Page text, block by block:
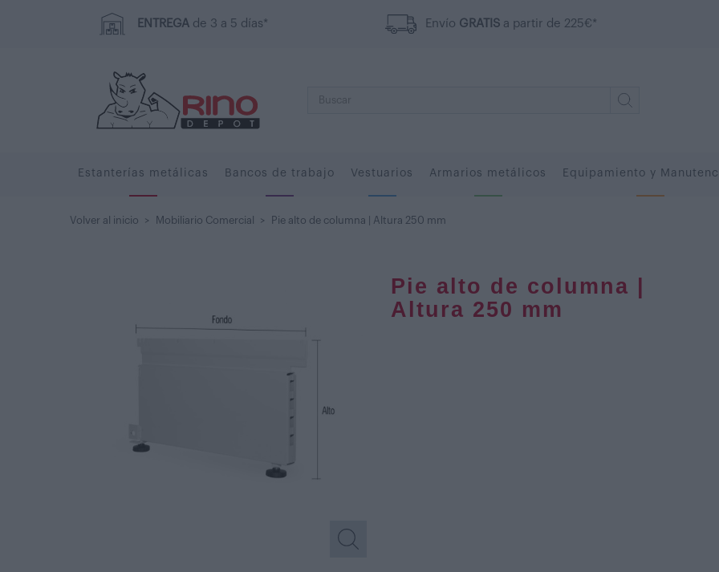
ENTREGA de 3 a 5 días* Envío GRATIS a partir de 225€*
Estanterías metálicas Bancos de trabajo Vestuarios Armarios metálicos Equipamiento y
Volver al inicio > Mobiliario Comercial > Pie alto de columna | Altura 250 mm
Pie alto de columna |
Altura 250 mm